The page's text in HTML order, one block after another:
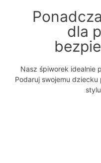
dla
Nasz śpiworek idealnie
Podaruj swojemu